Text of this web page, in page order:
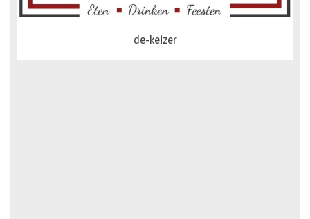
de-keizer
dejong-auto